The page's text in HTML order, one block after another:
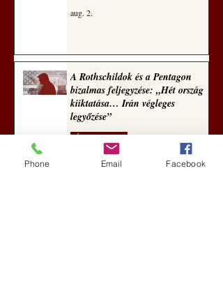
aug. 2.
A Rothschildok és a Pentagon
bizalmas feljegyzése: „Hét ország
kiiktatása… Irán végleges
legyőzése”
Phone Email Facebook